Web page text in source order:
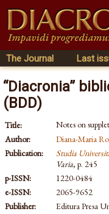
The Journal Last
“Diacronia”
(BDD)
Title:
Notes on
Author:
Diana-Maria
Publication:
Studia
Varia, p. 245
p-ISSN:
1220-0484
e-ISSN:
2065-9652
Publisher:
Editura Presa